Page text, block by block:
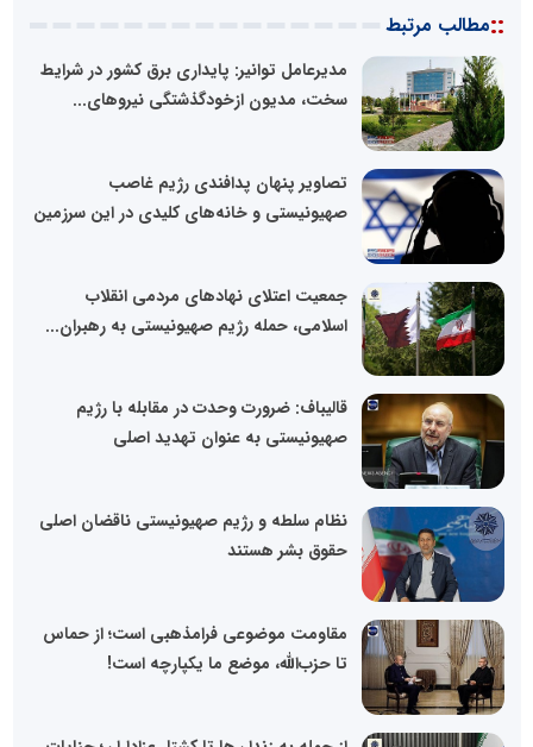
::مطالب مرتبط
مدیرعامل توانیر: پایداری برق کشور در شرایط
سخت، مدیون ازخودگذشتگی نیروهای...
تصاویر پنهان پدافندی رژیم غاصب
صهیونیستی و خانه‌های کلیدی در این سرزمین
جمعیت اعتلای نهادهای مردمی انقلاب
اسلامی، حمله رژیم صهیونیستی به رهبران...
قالیباف: ضرورت وحدت در مقابله با رژیم
صهیونیستی به عنوان تهدید اصلی
نظام سلطه و رژیم صهیونیستی ناقضان اصلی
حقوق بشر هستند
مقاومت موضوعی فرامذهبی است؛ از حماس
تا حزب‌الله، موضع ما یکپارچه است!